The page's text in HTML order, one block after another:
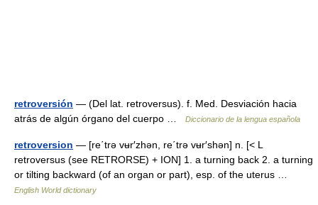
retroversión — (Del lat. retroversus). f. Med. Desviación hacia
atrás de algún órgano del cuerpo …
Diccionario de la lengua española
retroversion — [re΄trə vʉr′zhən, re΄trə vʉr′shən] n. [< L
retroversus (see RETRORSE) + ION] 1. a turning back 2. a turning
or tilting backward (of an organ or part), esp. of the uterus …
English World dictionary